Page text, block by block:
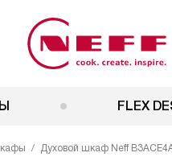
FLEX
Духовой шкаф Neff